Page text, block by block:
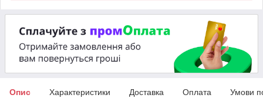
Опис Характеристики Доставка Оплата Умови